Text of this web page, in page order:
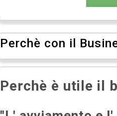
Perchè con il
Perchè è utile il